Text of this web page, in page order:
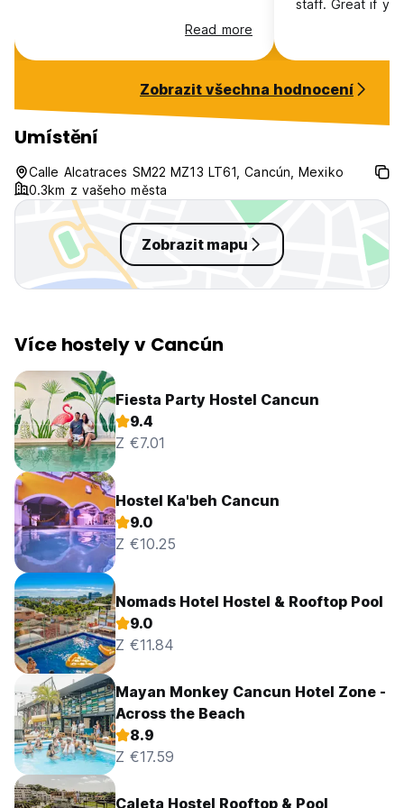
Read more
staff. Great if
Zobrazit všechna hodnocení
Umístění
Calle Alcatraces SM22 MZ13 LT61, Cancún, Mexiko
0.3km z vašeho města
Zobrazit mapu
Více hostely v Cancún
Fiesta Party Hostel Cancun
9.4
Z €7.01
Hostel Ka'beh Cancun
9.0
Z €10.25
Nomads Hotel Hostel & Rooftop Pool
9.0
Z €11.84
Mayan Monkey Cancun Hotel Zone -
Across the Beach
8.9
Z €17.59
Caleta Hostel Rooftop & Pool